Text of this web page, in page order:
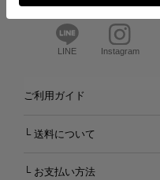
LINE Instagram
ご利用ガイド
└ 送料について
└ お支払い方法